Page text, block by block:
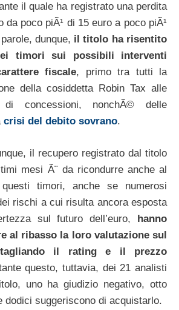
il quale ha registrato una perdita
da poco piÃ¹ di 15 euro a poco piÃ¹
dunque, il titolo ha risentito
timori sui possibili interventi
fiscale, primo tra tutti la
della cosiddetta Robin Tax alle
concessioni, nonchÃ© delle
crisi del debito sovrano.
il recupero registrato dal titolo
mesi Ã¨ da ricondurre anche al
timori, anche se numerosi
rischi a cui risulta ancora esposta
sul futuro dell’euro, hanno
al ribasso la loro valutazione sul
il rating e il prezzo
questo, tuttavia, dei 21 analisti
uno ha giudizio negativo, otto
dodici suggeriscono di acquistarlo.